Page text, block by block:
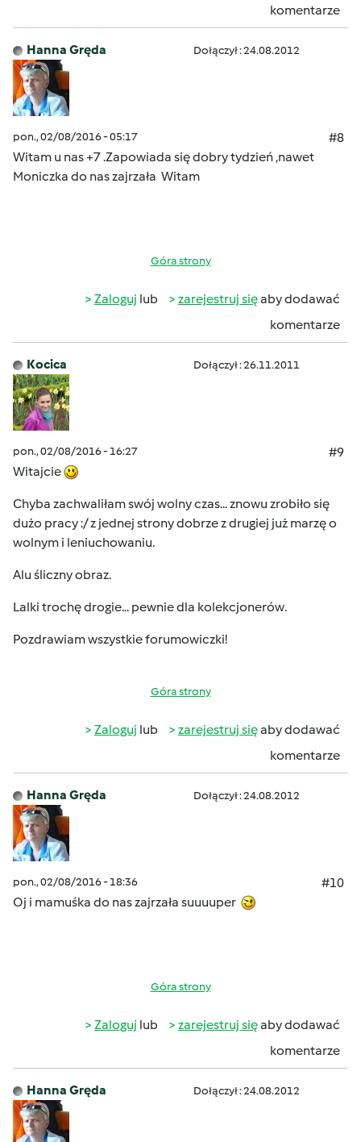
komentarze
Hanna Gręda Dołączył : 24.08.2012
pon., 02/08/2016 - 05:17
#8
Witam u nas +7 .Zapowiada się dobry tydzień ,nawet
Moniczka do nas zajrzała Witam
Góra strony
Zaloguj lub zarejestruj sięaby dodawać
komentarze
Kocica Dołączył : 26.11.2011
pon., 02/08/2016 - 16:27
#9
Witajcie
Chyba zachwaliłam swój wolny czas... znowu zrobiło się
dużo pracy :/ z jednej strony dobrze z drugiej już marzę o
wolnym i leniuchowaniu.
Alu śliczny obraz.
Lalki trochę drogie... pewnie dla kolekcjonerów.
Pozdrawiam wszystkie forumowiczki!
Góra strony
Zaloguj lub zarejestruj sięaby dodawać
komentarze
Hanna Gręda Dołączył : 24.08.2012
pon., 02/08/2016 - 18:36
#10
Oj i mamuśka do nas zajrzała suuuuper
Góra strony
Zaloguj lub zarejestruj sięaby dodawać
komentarze
Hanna Gręda Dołączył : 24.08.2012